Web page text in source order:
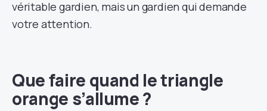
véritable gardien, mais un gardien qui demande
votre attention.
Que faire quand le triangle
orange s’allume ?